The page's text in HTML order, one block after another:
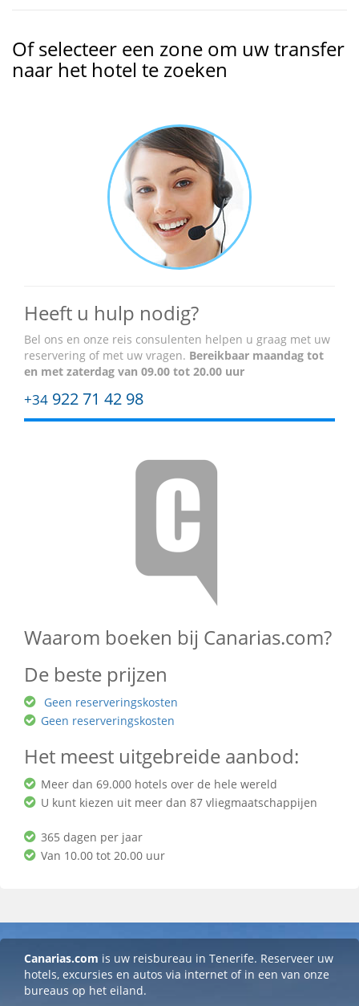
Of selecteer een zone om uw transfer
naar het hotel te zoeken
Heeft u hulp nodig?
Bel ons en onze reis consulenten helpen u graag met uw
reservering of met uw vragen. Bereikbaar maandag tot
en met zaterdag van 09.00 tot 20.00 uur
+34 922 71 42 98
Waarom boeken bij Canarias.com?
De beste prijzen
Geen reserveringskosten
Geen reserveringskosten
Het meest uitgebreide aanbod:
Meer dan 69.000 hotels over de hele wereld
U kunt kiezen uit meer dan 87 vliegmaatschappijen
365 dagen per jaar
Van 10.00 tot 20.00 uur
Canarias.com is uw reisbureau in Tenerife. Reserveer uw
hotels, excursies en autos via internet of in een van onze
bureaus op het eiland.